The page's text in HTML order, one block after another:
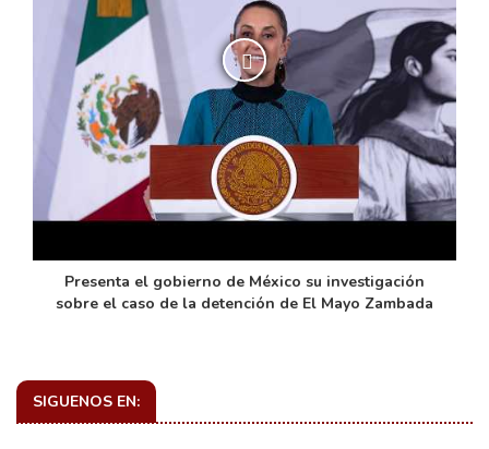
Presenta el gobierno de México su investigación
sobre el caso de la detención de El Mayo Zambada
SIGUENOS EN: